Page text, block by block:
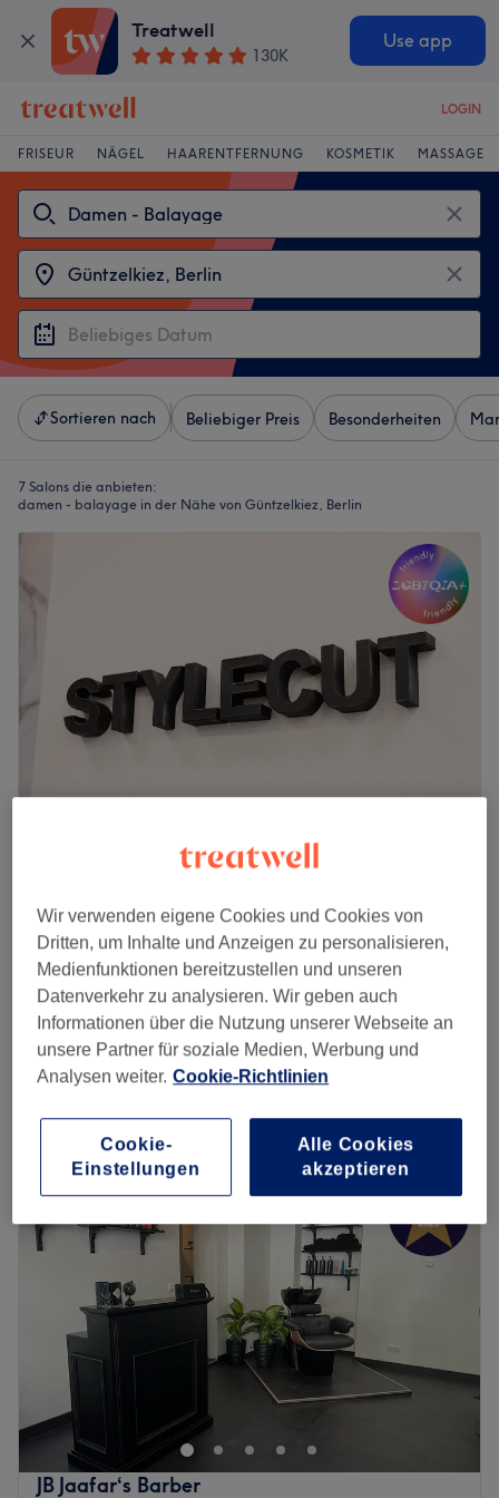
Treatwell
130K
Use app
LOGIN
FRISEUR NÄGEL HAARENTFERNUNG KOSMETIK MASSAGE
Sortieren nach Beliebiger Preis Besonderheiten
7 Salons die anbieten:
damen - balayage in der Nähe von Güntzelkiez, Berlin
StyleCut - Wilmersdorf
Wilmersdorf, Berlin
Auf Karte anzeigen
Nebenzeiten
Coloration BALAYAGE
3 Std.
ab
Spare bis zu 10%
BALAYAGE AB
3 Std.
250 €
Schnellansicht Saloninfos
Montag
Geschlossen
Dienstag
10:00–19:00
Mittwoch
10:00–19:00
Donnerstag
10:00–19:00
Freitag
10:00
19:00
Samstag
10:00
Sonntag
Professionell und individuell – genau das zeichnet den
Friseursalon StyleCut - Wilmersdorf, in der Bundesallee
193 aus. Wieso dieser Salon Berliner einfach nur
überzeugt, lässt sich ganz einfach selbst herausfinden.
Einfach online oder per App über Treatwell den eigenen
JB Jaafar‘s Barber
Wir verwenden eigene Cookies und Cookies von
Dritten, um Inhalte und Anzeigen zu personalisieren,
Medienfunktionen bereitzustellen und unseren
Datenverkehr zu analysieren. Wir geben auch
Informationen über die Nutzung unserer Webseite an
unsere Partner für soziale Medien, Werbung und
Analysen weiter. Cookie-Richtlinien
Cookie-
Einstellungen
Alle Cookies
akzeptieren